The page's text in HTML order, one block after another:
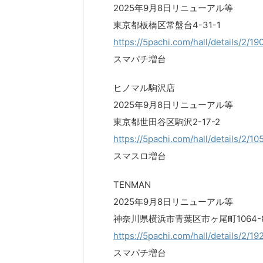
2025年9月8日リニューアル等
東京都板橋区常盤台4-31-1
https://5pachi.com/hall/details/2/
スマパチ増台
ヒノマル駒沢店
2025年9月8日リニューアル等
東京都世田谷区駒沢2-17-2
https://5pachi.com/hall/details/2/
スマスロ増台
TENMAN
2025年9月8日リニューアル等
神奈川県横浜市青葉区市ヶ尾町
https://5pachi.com/hall/details/2/
スマパチ増台